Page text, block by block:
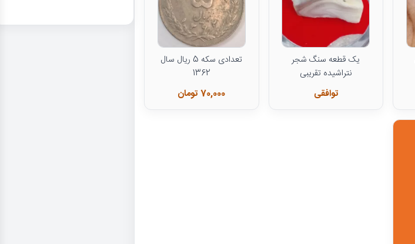
یک قطعه سنگ شجر
نتراشیده تقریبی
توافقی
تعدادی سکه 5 ریال سال
1362
70,000 تومان